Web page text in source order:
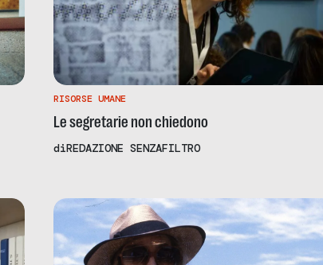
RISORSE UMANE
Le segretarie non chiedono
diREDAZIONE SENZAFILTRO